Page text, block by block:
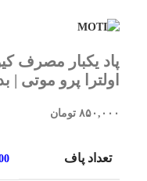
اولترا پرو موتی |
۸۵۰,۰۰۰ تومان
تعداد پاف